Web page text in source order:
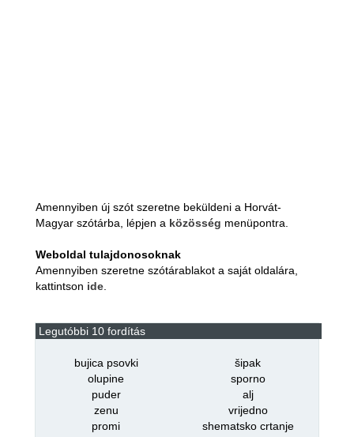
Amennyiben új szót szeretne beküldeni a Horvát-
Magyar szótárba, lépjen a közösség menüpontra.
Weboldal tulajdonosoknak
Amennyiben szeretne szótárablakot a saját oldalára,
kattintson ide.
Legutóbbi 10 fordítás
bujica psovki
šipak
olupine
sporno
puder
alj
zenu
vrijedno
promi
shematsko crtanje